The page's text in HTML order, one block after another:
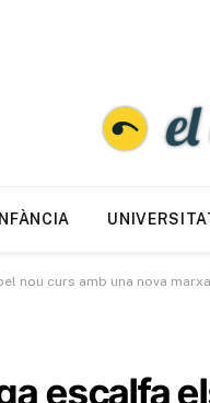
nou curs amb una nova
escalfa